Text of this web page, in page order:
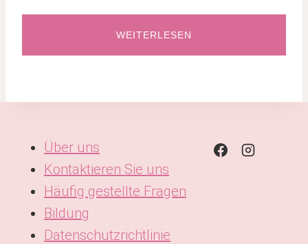
WEITERLESEN
Über uns
Kontaktieren Sie uns
Häufig gestellte Fragen
Bildung
Datenschutzrichtlinie